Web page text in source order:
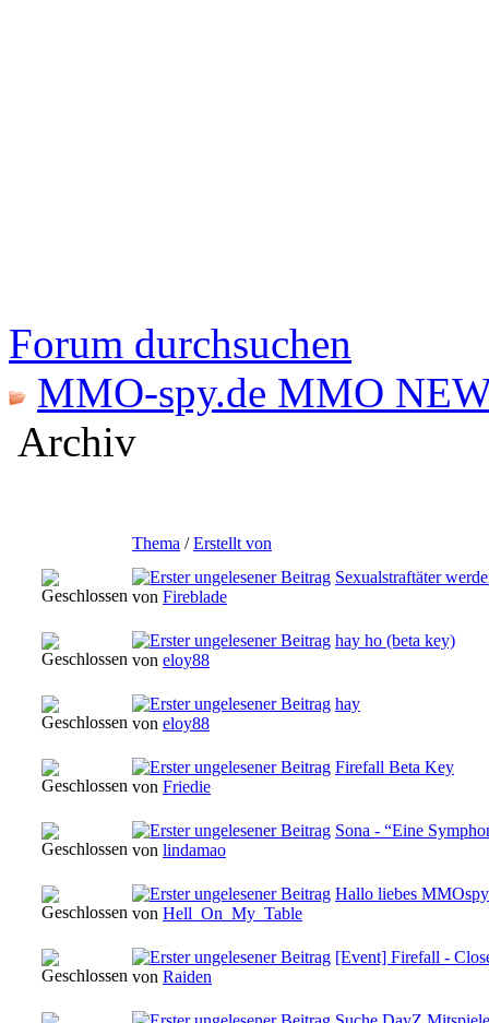
Forum durchsuchen
MMO-spy.de MMO
Archiv
Thema /Erstellt von
Sexualstraftäter
von Fireblade
hay ho (beta key)
von eloy88
hay
von eloy88
Firefall Beta Key
von Friedie
Sona - “Eine
von lindamao
Hallo liebes
von Hell_On_My_Table
[Event] Firefall -
von Raiden